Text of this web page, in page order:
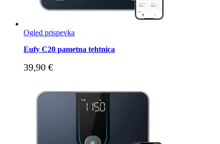
Ogled prispevka
Eufy C20 pametna tehtnica
39,90 €